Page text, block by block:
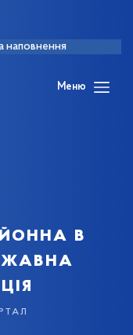
наповнення
Меню
в